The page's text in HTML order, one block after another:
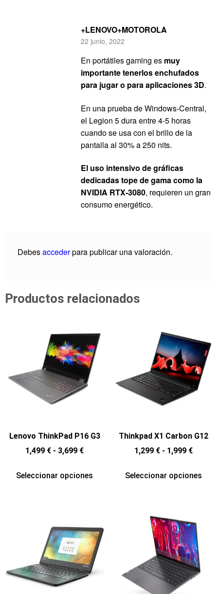
+LENOVO+MOTOROLA
22 junio, 2022
En portátiles gaming es muy
importante tenerlos enchufados
para jugar o para aplicaciones 3D.
En una prueba de Windows-Central,
el Legion 5 dura entre 4-5 horas
cuando se usa con el brillo de la
pantalla al 30% a 250 nits.
El uso intensivo de gráficas
dedicadas tope de gama como la
NVIDIA RTX-3080, requieren un gran
consumo energético.
Debesaccederpara publicar una valoración.
Productos relacionados
Lenovo ThinkPad P16 G3
1,499 € - 3,699 €
Seleccionar opciones
Thinkpad X1 Carbon G12
1,299 € - 1,999 €
Seleccionar opciones